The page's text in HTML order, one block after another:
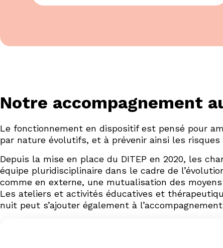
Notre accompagnement
Le fonctionnement en dispositif est pensé pour
par nature évolutifs, et à prévenir ainsi les risques
Depuis la mise en place du DITEP en 2020, les
équipe pluridisciplinaire dans le cadre de
comme en externe, une mutualisation des
Les ateliers et activités éducatives et
nuit peut s’ajouter également à